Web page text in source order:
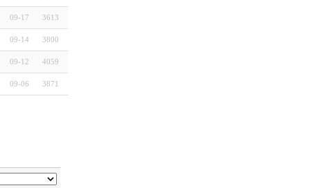
09-17 3613
09-14 3800
09-12 4059
09-06 3871